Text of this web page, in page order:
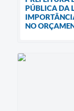
PÚBLICA DA
NO